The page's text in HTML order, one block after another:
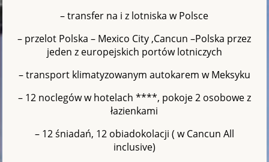
– transfer na i z lotniska w Polsce
– przelot Polska – Mexico City ,Cancun –Polska przez
jeden z europejskich portów lotniczych
– transport klimatyzowanym autokarem w Meksyku
– 12 noclegów w hotelach ****, pokoje 2 osobowe z
łazienkami
– 12 śniadań, 12 obiadokolacji ( w Cancun All
inclusive)